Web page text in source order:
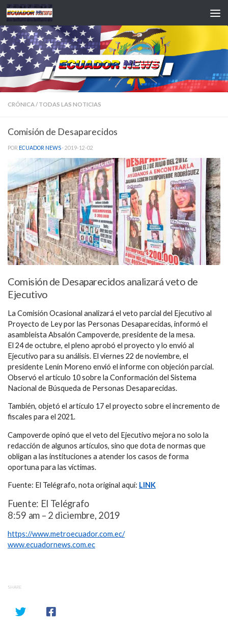
Saltar al contenido
CRÓNICA/ TODAS LAS NOTICIAS
Comisión de Desaparecidos
POR ECUADOR NEWS · 2019-12-02
Comisión de Desaparecidos analizará veto de
Ejecutivo
La Comisión Ocasional analizará el veto parcial del Ejecutivo al
Proyecto de Ley por las Personas Desaparecidas, informó el
asambleísta Absalón Campoverde, presidente de la mesa.
El 24 de octubre, el pleno aprobó el proyecto y lo envió al
Ejecutivo para su análisis. El viernes 22 de noviembre, el
presidente Lenín Moreno envió el informe con objeción parcial.
Observó el artículo 10 sobre la Conformación del Sistema
Nacional de Búsqueda de Personas Desaparecidas.
También, objetó el artículo 17 el proyecto sobre el incremento de
fiscales para el 2021.
Campoverde opinó que el veto del Ejecutivo mejora no solo la
redacción de algunos artículos, sino que dota de normas que
obligan a las instituciones a atender los casos de forma
oportuna para las víctimas.
Fuente: El Telégrafo, nota original aquí: LINK
Fuente: El Telégrafo
8:59 am – 2 diciembre, 2019
https://www.metroecuador.com.ec/
www.ecuadornews.com.ec
SHARE